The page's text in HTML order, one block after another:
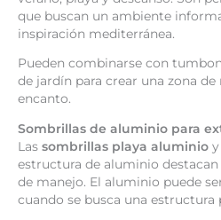
que buscan un ambiente
inspiración mediterránea.
Pueden combinarse con
de jardín para crear una zona
encanto.
Sombrillas de aluminio para
Las sombrillas playa aluminio
estructura de aluminio
de manejo. El aluminio puede
cuando se busca una estructura